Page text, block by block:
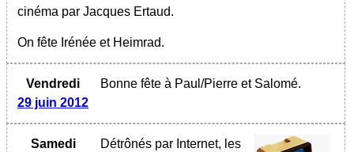
cinéma par Jacques Ertaud.
On fête Irénée et Heimrad.
Vendredi
29 juin 2012
Bonne fête à Paul/Pierre et Salomé.
Samedi
Détrônés par Internet, les